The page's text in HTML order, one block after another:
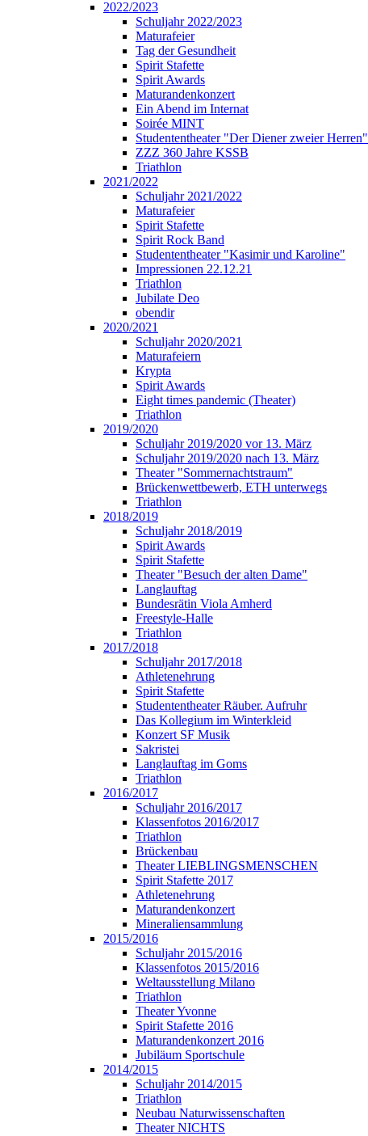
2022/2023
Schuljahr 2022/2023
Maturafeier
Tag der Gesundheit
Spirit Stafette
Spirit Awards
Maturandenkonzert
Ein Abend im Internat
Soirée MINT
Studententheater "Der Diener zweier Herren"
ZZZ 360 Jahre KSSB
Triathlon
2021/2022
Schuljahr 2021/2022
Maturafeier
Spirit Stafette
Spirit Rock Band
Studententheater "Kasimir und Karoline"
Impressionen 22.12.21
Triathlon
Jubilate Deo
obendir
2020/2021
Schuljahr 2020/2021
Maturafeiern
Krypta
Spirit Awards
Eight times pandemic (Theater)
Triathlon
2019/2020
Schuljahr 2019/2020 vor 13. März
Schuljahr 2019/2020 nach 13. März
Theater "Sommernachtstraum"
Brückenwettbewerb, ETH unterwegs
Triathlon
2018/2019
Schuljahr 2018/2019
Spirit Awards
Spirit Stafette
Theater "Besuch der alten Dame"
Langlauftag
Bundesrätin Viola Amherd
Freestyle-Halle
Triathlon
2017/2018
Schuljahr 2017/2018
Athletenehrung
Spirit Stafette
Studententheater Räuber. Aufruhr
Das Kollegium im Winterkleid
Konzert SF Musik
Sakristei
Langlauftag im Goms
Triathlon
2016/2017
Schuljahr 2016/2017
Klassenfotos 2016/2017
Triathlon
Brückenbau
Theater LIEBLINGSMENSCHEN
Spirit Stafette 2017
Athletenehrung
Maturandenkonzert
Mineraliensammlung
2015/2016
Schuljahr 2015/2016
Klassenfotos 2015/2016
Weltausstellung Milano
Triathlon
Theater Yvonne
Spirit Stafette 2016
Maturandenkonzert 2016
Jubiläum Sportschule
2014/2015
Schuljahr 2014/2015
Triathlon
Neubau Naturwissenschaften
Theater NICHTS